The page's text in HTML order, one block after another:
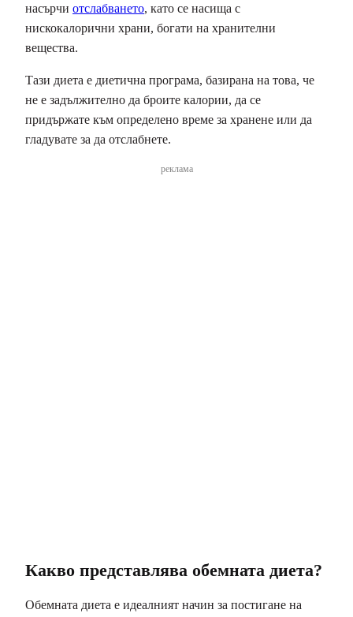
насърчи отслабването, като се насища с
нискокалорични храни, богати на хранителни
вещества.
Тази диета е диетична програма, базирана на това, че
не е задължително да броите калории, да се
придържате към определено време за хранене или да
гладувате за да отслабнете.
реклама
Какво представлява обемната диета?
Обемната диета е идеалният начин за постигане на